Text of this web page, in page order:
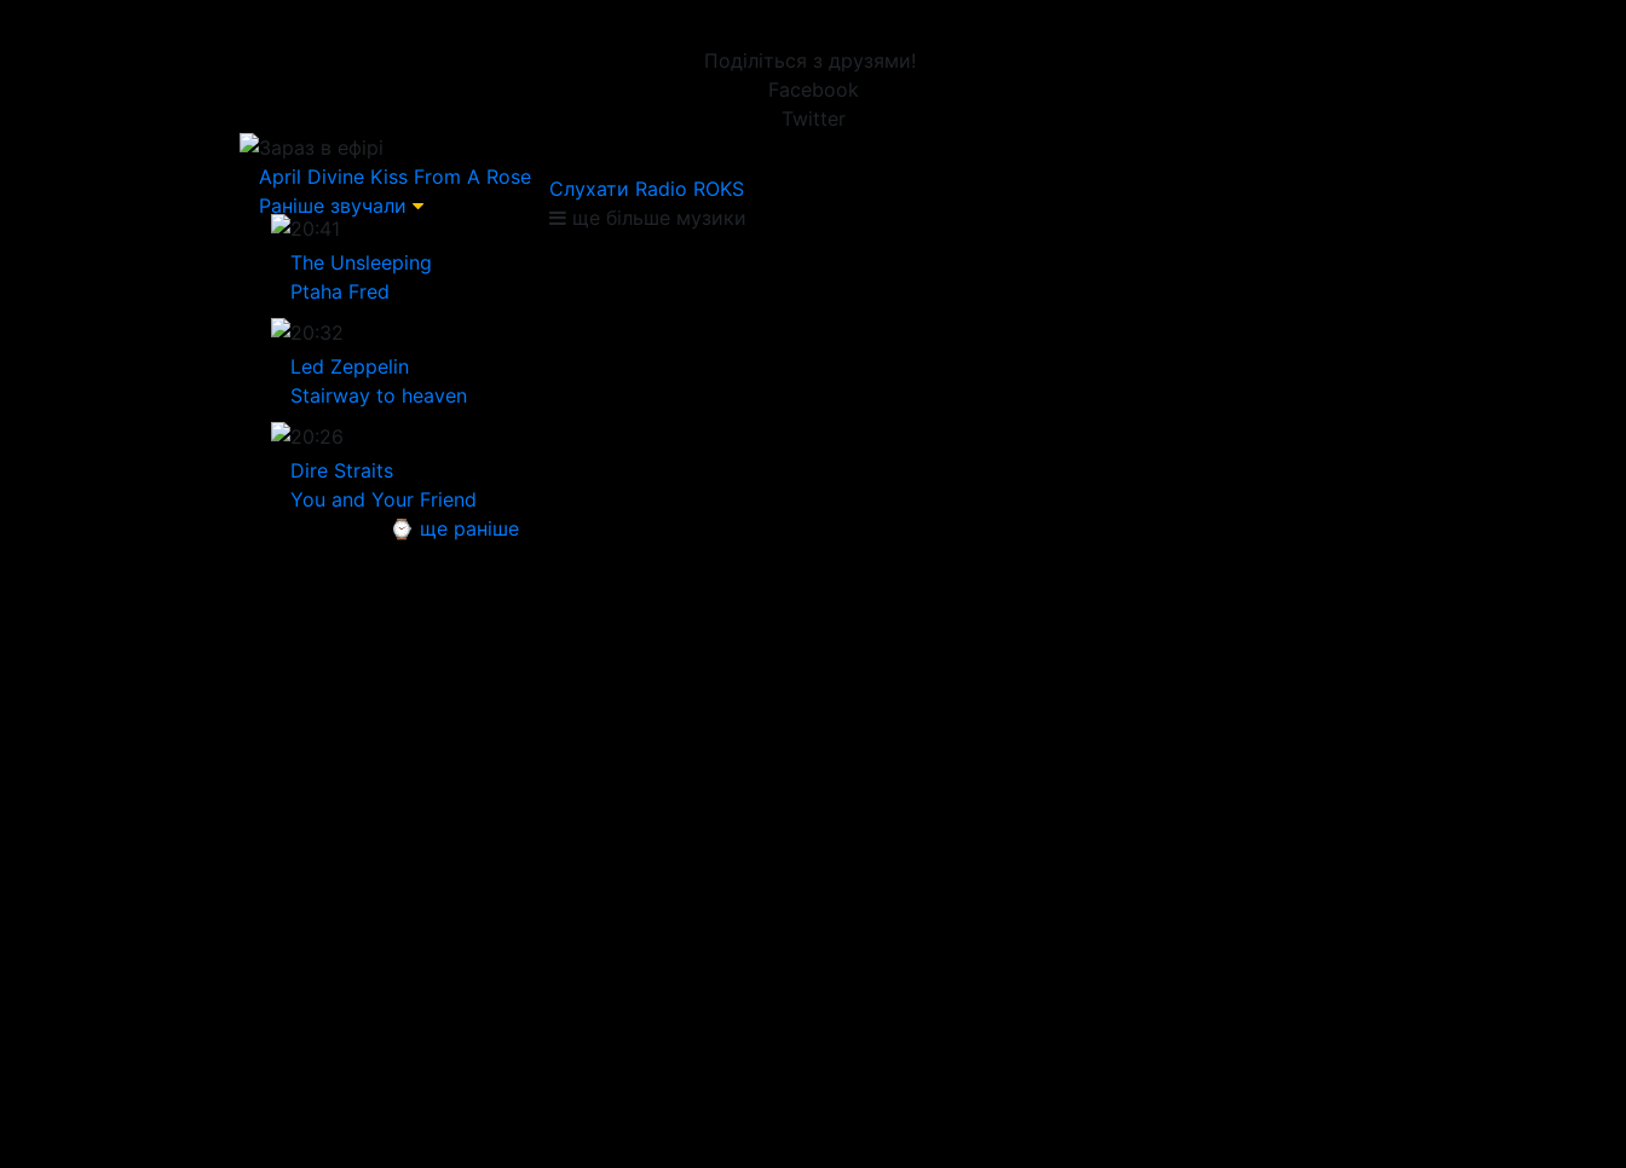
Поділіться з друзями!
Facebook
Twitter
Зараз в ефірі
April Divine Kiss From A Rose
Раніше звучали
20:41
The Unsleeping
Ptaha Fred
20:32
Led Zeppelin
Stairway to heaven
20:26
Dire Straits
You and Your Friend
⌚ ще раніше
Слухати Radio ROKS
ще більше музики